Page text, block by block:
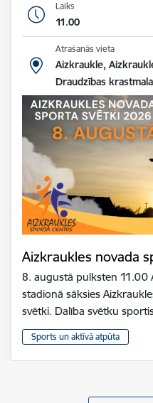
Laiks
11.00
Atrašanās vieta
Aizkraukle,
Draudzības
Aizkraukles novada
8. augustā pulksten 11.00
stadionā sāksies
svētki. Dalība svētku
Sports un aktīvā atpūta